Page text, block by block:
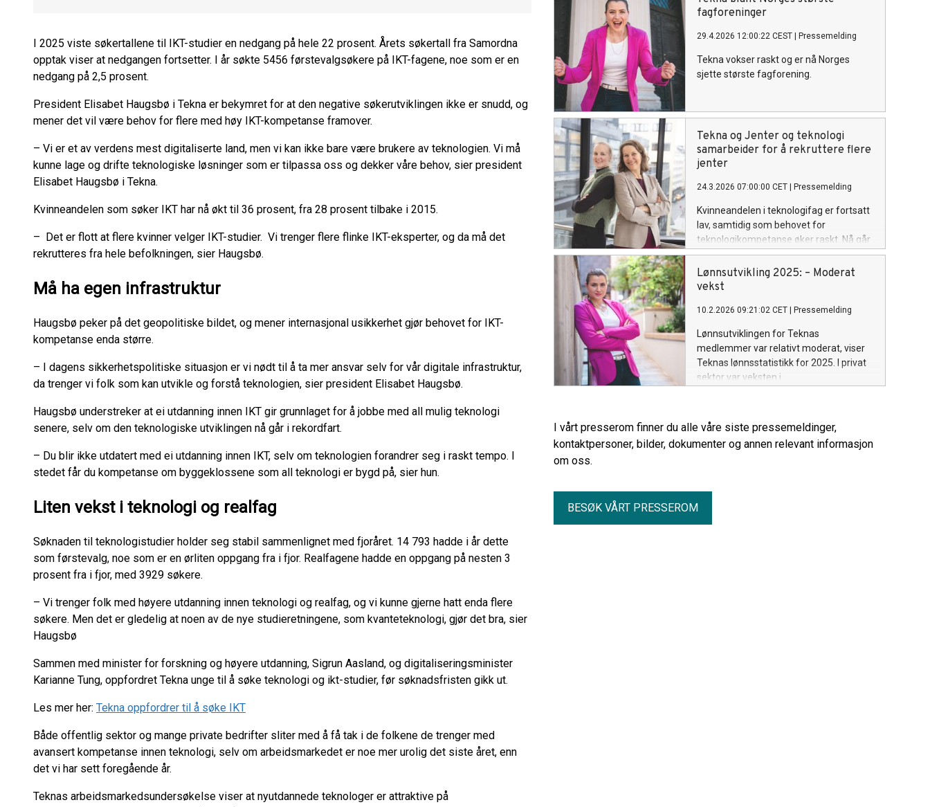
I 2025 viste søkertallene til IKT-studier en nedgang på hele 22 prosent. Årets søkertall fra Samordna
opptak viser at nedgangen fortsetter. I år søkte 5456 førstevalgsøkere på IKT-fagene, noe som er en
nedgang på 2,5 prosent.
President Elisabet Haugsbø i Tekna er bekymret for at den negative søkerutviklingen ikke er snudd, og
mener det vil være behov for flere med høy IKT-kompetanse framover.
– Vi er et av verdens mest digitaliserte land, men vi kan ikke bare være brukere av teknologien. Vi må
kunne lage og drifte teknologiske løsninger som er tilpassa oss og dekker våre behov, sier president
Elisabet Haugsbø i Tekna.
Kvinneandelen som søker IKT har nå økt til 36 prosent, fra 28 prosent tilbake i 2015.
– Det er flott at flere kvinner velger IKT-studier. Vi trenger flere flinke IKT-eksperter, og da må det
rekrutteres fra hele befolkningen, sier Haugsbø.
Må ha egen infrastruktur
Haugsbø peker på det geopolitiske bildet, og mener internasjonal usikkerhet gjør behovet for IKT-
kompetanse enda større.
– I dagens sikkerhetspolitiske situasjon er vi nødt til å ta mer ansvar selv for vår digitale infrastruktur,
da trenger vi folk som kan utvikle og forstå teknologien, sier president Elisabet Haugsbø.
Haugsbø understreker at ei utdanning innen IKT gir grunnlaget for å jobbe med all mulig teknologi
senere, selv om den teknologiske utviklingen nå går i rekordfart.
– Du blir ikke utdatert med ei utdanning innen IKT, selv om teknologien forandrer seg i raskt tempo. I
stedet får du kompetanse om byggeklossene som all teknologi er bygd på, sier hun.
Liten vekst i teknologi og realfag
Søknaden til teknologistudier holder seg stabil sammenlignet med fjoråret. 14 793 hadde i år dette
som førstevalg, noe som er en ørliten oppgang fra i fjor. Realfagene hadde en oppgang på nesten 3
prosent fra i fjor, med 3929 søkere.
– Vi trenger folk med høyere utdanning innen teknologi og realfag, og vi kunne gjerne hatt enda flere
søkere. Men det er gledelig at noen av de nye studieretningene, som kvanteteknologi, gjør det bra, sier
Haugsbø
Sammen med minister for forskning og høyere utdanning, Sigrun Aasland, og digitaliseringsminister
Karianne Tung, oppfordret Tekna unge til å søke teknologi og ikt-studier, før søknadsfristen gikk ut.
Les mer her: Tekna oppfordrer til å søke IKT
Både offentlig sektor og mange private bedrifter sliter med å få tak i de folkene de trenger med
avansert kompetanse innen teknologi, selv om arbeidsmarkedet er noe mer urolig det siste året, enn
det vi har sett foregående år.
Teknas arbeidsmarkedsundersøkelse viser at nyutdannede teknologer er attraktive på
i Tekna, Elisabet Haugsbø.
fagforeninger
29.4.2026 12:00:22 CEST Pressemelding
Tekna vokser raskt og er nå Norges
sjette største fagforening.
Tekna og Jenter og teknologi
samarbeider for å rekruttere flere
jenter
24.3.2026 07:00:00 CET Pressemelding
Kvinneandelen i teknologifag er fortsatt
lav, samtidig som behovet for
teknologikompetanse øker raskt. Nå går
Tekna og Jenter og teknologi sammen i
et nytt samarbeid for å inspirere flere
jenter til å velge realfag og teknologi.
Lønnsutvikling 2025: – Moderat
vekst
10.2.2026 09:21:02 CET Pressemelding
Lønnsutviklingen for Teknas
medlemmer var relativt moderat, viser
Teknas lønnsstatistikk for 2025. I privat
sektor var veksten i
4,4 prosent. I statlig sektor var veksten
på 3,7 prosent.
I vårt presserom finner du alle våre siste pressemeldinger,
kontaktpersoner, bilder, dokumenter og annen relevant informasjon
om oss.
BESØK VÅRT PRESSEROM